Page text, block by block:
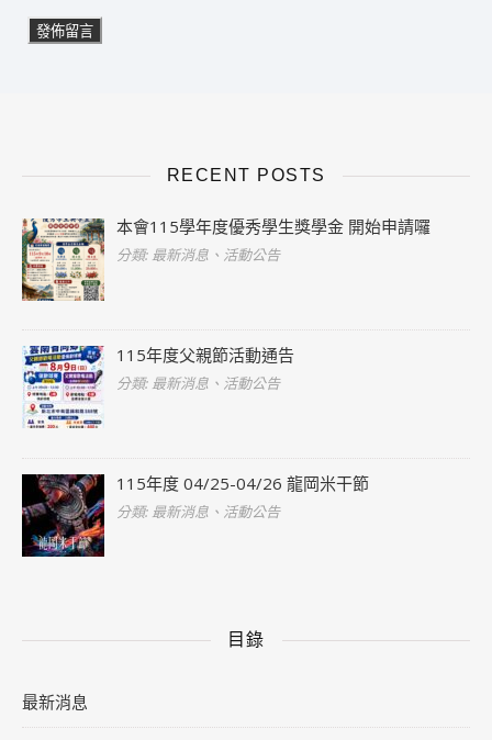
RECENT POSTS
本會115學年度優秀學生獎學金 開始申請囉
分類: 最新消息、活動公告
115年度父親節活動通告
分類: 最新消息、活動公告
115年度 04/25-04/26 龍岡米干節
分類: 最新消息、活動公告
目錄
最新消息